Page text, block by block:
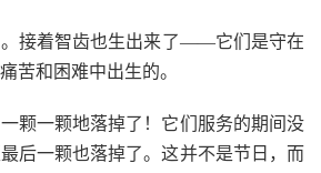
着智齿也生出来了——它们是守在
苦和困难中出生的。
一颗地落掉了！它们服务的期间没
后一颗也落掉了。这并不是节日，而